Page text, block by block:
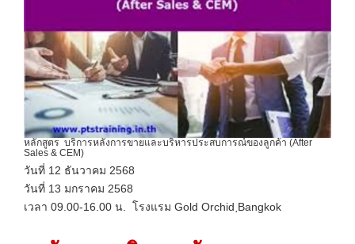
หลักสูตร บริการหลังการขายและบริหารประสบการณ์ของลูกค้า (After
Sales & CEM)
วันที่ 12 ธันวาคม 2568
วันที่ 13 มกราคม 2568
เวลา 09.00-16.00 น. โรงแรม Gold Orchid ฺBangkok